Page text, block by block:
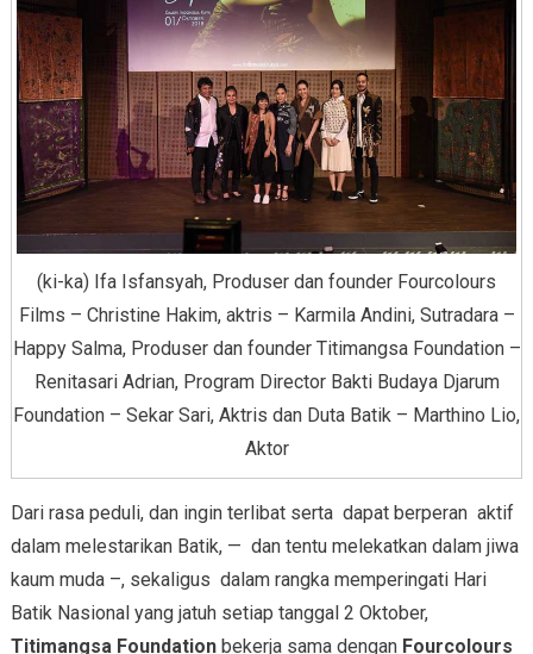
(ki-ka) Ifa Isfansyah, Produser dan founder Fourcolours
Films – Christine Hakim, aktris – Karmila Andini, Sutradara –
Happy Salma, Produser dan founder Titimangsa Foundation –
Renitasari Adrian, Program Director Bakti Budaya Djarum
Foundation – Sekar Sari, Aktris dan Duta Batik – Marthino Lio,
Aktor
Dari rasa peduli, dan ingin terlibat serta dapat berperan aktif
dalam melestarikan Batik, — dan tentu melekatkan dalam jiwa
kaum muda –, sekaligus dalam rangka memperingati Hari
Batik Nasional yang jatuh setiap tanggal 2 Oktober,
Titimangsa Foundationbekerja sama dengan Fourcolours